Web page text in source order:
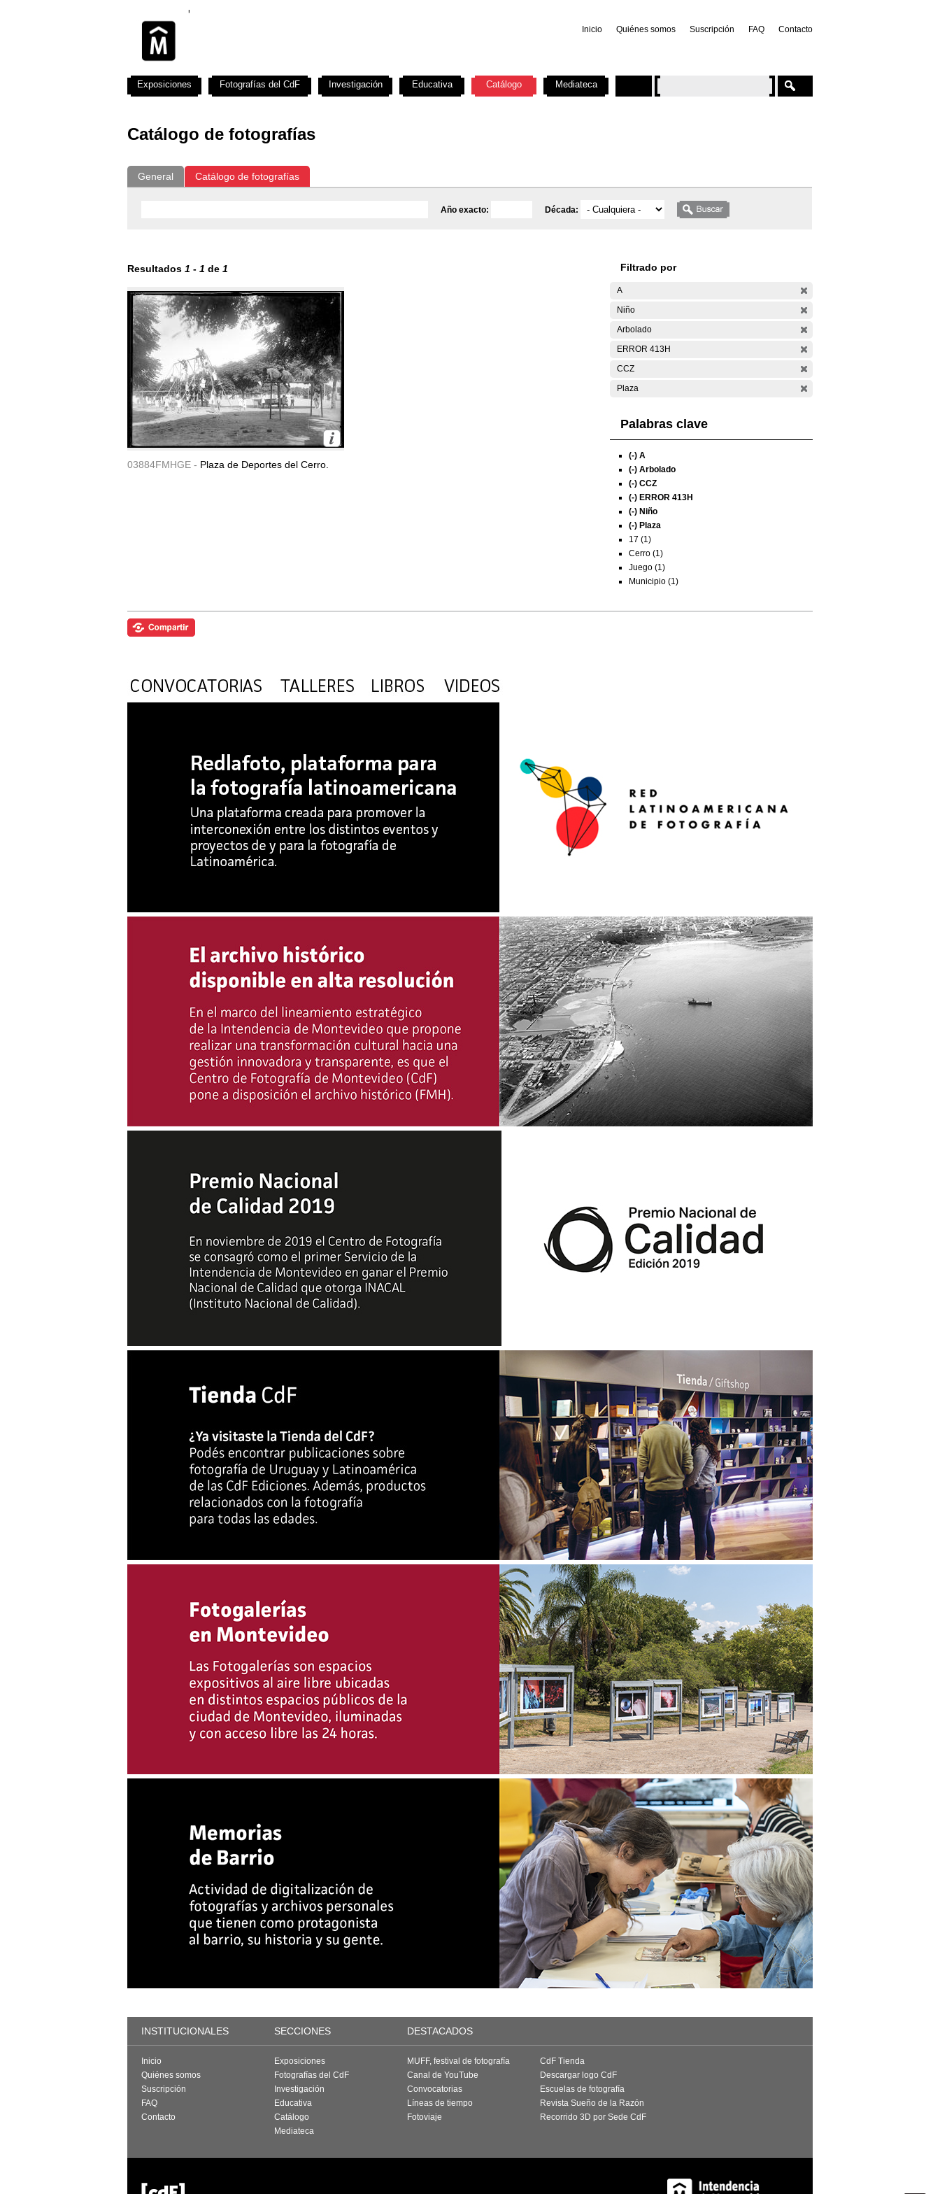
Inicio Quiénes somos Suscripción FAQ Contacto
Catálogo de fotografías
General Catálogo de fotografías
Año exacto: Década:
Resultados 1 - 1 de 1
03884FMHGE - Plaza de Deportes del Cerro.
Filtrado por
A
Niño
Arbolado
ERROR 413H
CCZ
Plaza
Palabras clave
(-) A
(-) Arbolado
(-) CCZ
(-) ERROR 413H
(-) Niño
(-) Plaza
17 (1)
Cerro (1)
Juego (1)
Municipio (1)
Exposiciones Fotografías del CdF Investigación Educativa Catálogo Mediateca
INSTITUCIONALES SECCIONES DESTACADOS
Inicio
Quiénes somos
Suscripción
FAQ
Contacto
Exposiciones
Fotografías del CdF
Investigación
Educativa
Catálogo
Mediateca
MUFF, festival de fotografía
Canal de YouTube
Convocatorias
Líneas de tiempo
Fotoviaje
CdF Tienda
Descargar logo CdF
Escuelas de fotografía
Revista Sueño de la Razón
Recorrido 3D por Sede CdF